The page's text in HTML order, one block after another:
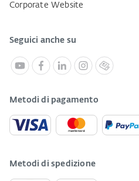
Corporate Website
Seguici anche su
Metodi di pagamento
Metodi di spedizione